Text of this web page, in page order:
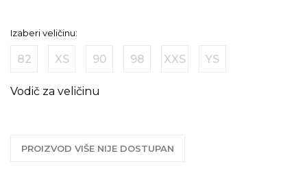
Izaberi veličinu:
82 XS 90 98 XXS YS
Vodič za veličinu
PROIZVOD VIŠE NIJE DOSTUPAN